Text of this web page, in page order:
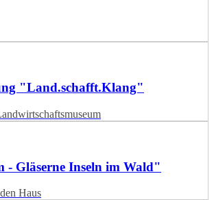
"Land.schafft.Klang"
- Gläserne Inseln im Wald"
Haus